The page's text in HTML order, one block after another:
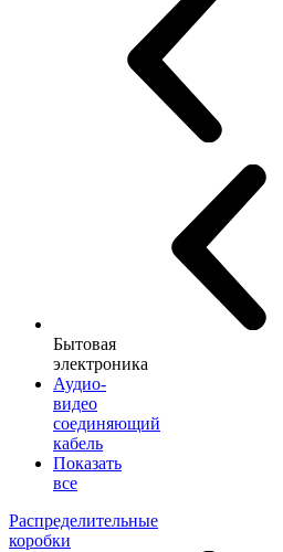
Бытовая
электроника
Аудио-
видео
соединяющий
кабель
Показать
все
Распределительные
коробки